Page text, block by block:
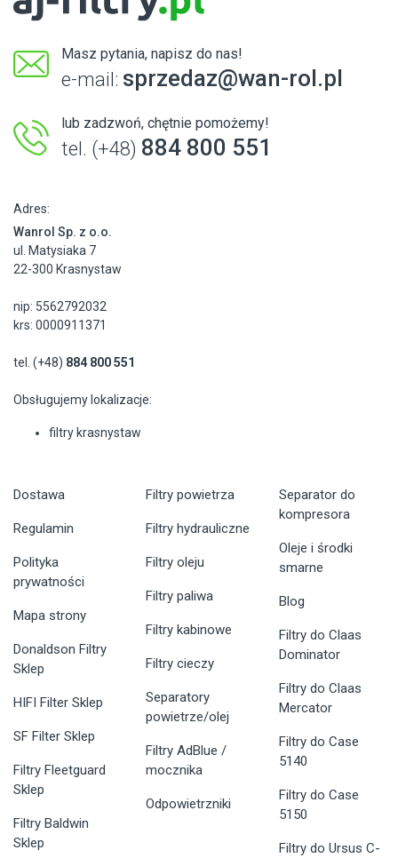
Masz pytania, napisz do nas!
e-mail: sprzedaz@wan-rol.pl
lub zadzwoń, chętnie pomożemy!
tel. (+48) 884 800 551
Adres:
Wanrol Sp. z o.o.
ul. Matysiaka 7
22-300 Krasnystaw
nip: 5562792032
krs: 0000911371
tel. (+48) 884 800 551
Obsługujemy lokalizacje:
filtry krasnystaw
Dostawa
Regulamin
Polityka
prywatności
Mapa strony
Donaldson Filtry
Sklep
HIFI Filter Sklep
SF Filter Sklep
Filtry Fleetguard
Sklep
Filtry Baldwin
Sklep
Filtry powietrza
Filtry hydrauliczne
Filtry oleju
Filtry paliwa
Filtry kabinowe
Filtry cieczy
Separatory
powietrze/olej
Filtry AdBlue /
mocznika
Odpowietrzniki
Separator do
kompresora
Oleje i środki
smarne
Blog
Filtry do Claas
Dominator
Filtry do Claas
Mercator
Filtry do Case
5140
Filtry do Case
5150
Filtry do Ursus C-